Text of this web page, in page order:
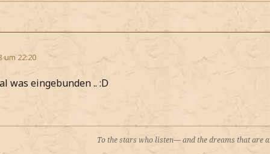
um 22:20
was eingebunden .. :D
To the stars who listen— and the dreams that are